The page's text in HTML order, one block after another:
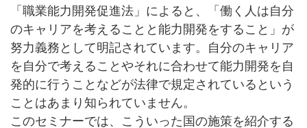
「職業能力開発促進法」によると、「働く人は自分
のキャリアを考えることと能力開発をすること」が
努力義務として明記されています。自分のキャリア
を自分で考えることやそれに合わせて能力開発を自
発的に行うことなどが法律で規定されているという
ことはあまり知られていません。
このセミナーでは、こういった国の施策を紹介する